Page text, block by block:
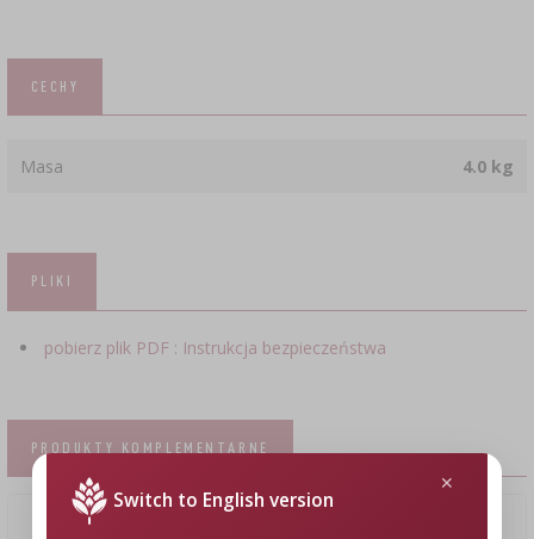
CECHY
Masa 4.0 kg
PLIKI
pobierz plik PDF : Instrukcja bezpieczeństwa
PRODUKTY KOMPLEMENTARNE
Switch to English version